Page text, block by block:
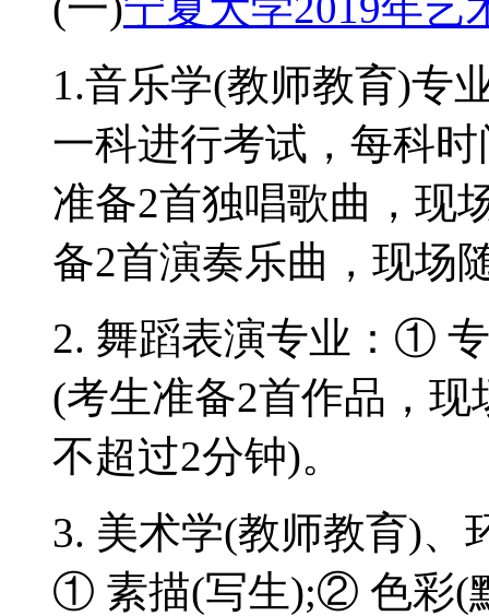
1.音乐学(教师教育)专
一科进行考试，每科
准备2首独唱歌曲，现
备2首演奏乐曲，现场
2. 舞蹈表演专业：①
(考生准备2首作品，
不超过2分钟)。
3. 美术学(教师教育)、
① 素描(写生);② 色彩(